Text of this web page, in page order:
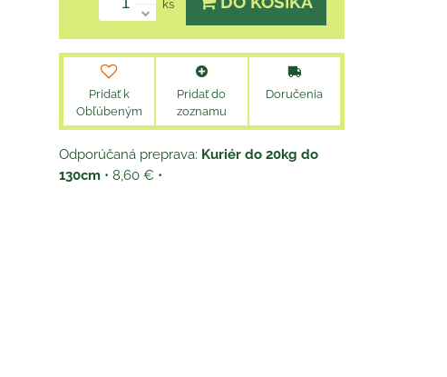
ks
Pridať k
Obľúbeným
Pridať do
zoznamu
Doručenia
Kuriér do 20kg do
130cm • 8,60 € •